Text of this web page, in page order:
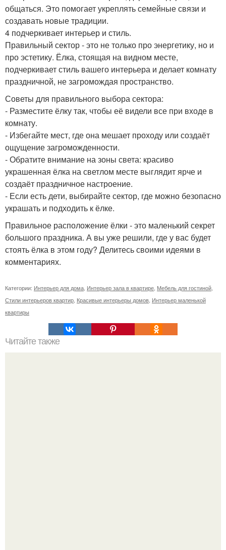
общаться. Это помогает укреплять семейные связи и
создавать новые традиции.
4 подчеркивает интерьер и стиль.
Правильный сектор - это не только про энергетику, но и
про эстетику. Ёлка, стоящая на видном месте,
подчеркивает стиль вашего интерьера и делает комнату
праздничной, не загромождая пространство.
Советы для правильного выбора сектора:
- Разместите ёлку так, чтобы её видели все при входе в
комнату.
- Избегайте мест, где она мешает проходу или создаёт
ощущение загроможденности.
- Обратите внимание на зоны света: красиво
украшенная ёлка на светлом месте выглядит ярче и
создаёт праздничное настроение.
- Если есть дети, выбирайте сектор, где можно безопасно
украшать и подходить к ёлке.
Правильное расположение ёлки - это маленький секрет
большого праздника. А вы уже решили, где у вас будет
стоять ёлка в этом году? Делитесь своими идеями в
комментариях.
Категории: Интерьер для дома, Интерьер зала в квартире, Мебель для гостиной,
Стили интерьеров квартир, Красивые интерьеры домов, Интерьер маленькой
квартиры
Читайте также